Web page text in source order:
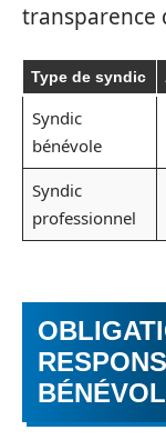
transparence
Type de syndic
Syndic
bénévole
Syndic
professionnel